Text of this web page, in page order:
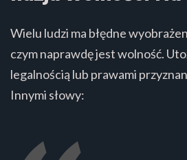
Wielu ludzi ma błędne
czym naprawdę jest wolność.
legalnością lub prawami
Innymi słowy: